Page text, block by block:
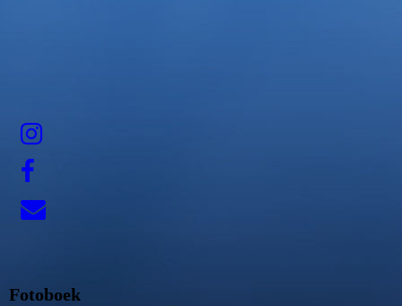
Fotoboek